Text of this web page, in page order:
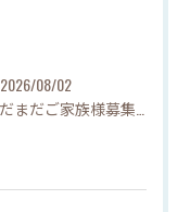
2026/08/02